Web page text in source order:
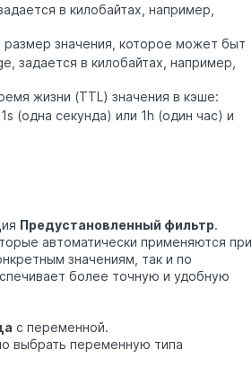
в килобайтах, например,
значения, которое может быт
задается в килобайтах, например,
жизни (TTL) значения в кэше:
(одна секунда) или 1h (один час) и
Предустановленный фильтр.
автоматически применяются при
значениям, так и по
более точную и удобную
с переменной.
выбрать переменную типа